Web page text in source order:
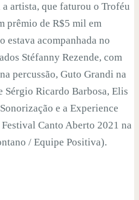
artista, que faturou o Troféu
prêmio de R$5 mil em
acompanhada no
Stéfanny Rezende, com
percussão, Guto Grandi na
Sérgio Ricardo Barbosa, Elis
e a Experience
Canto Aberto 2021 na
/ Equipe Positiva).